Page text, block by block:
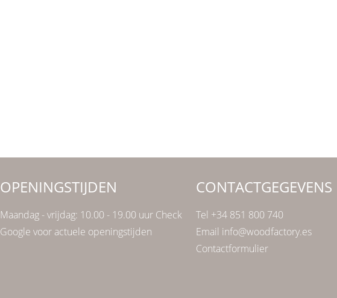
OPENINGSTIJDEN
Maandag - vrijdag: 10.00 - 19.00 uur Check
Google voor actuele openingstijden
CONTACTGEGEVENS
Tel +34 851 800 740
Email info@woodfactory.es
Contactformulier